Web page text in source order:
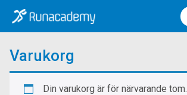
Varukorg
Din varukorg är för närvarande tom.